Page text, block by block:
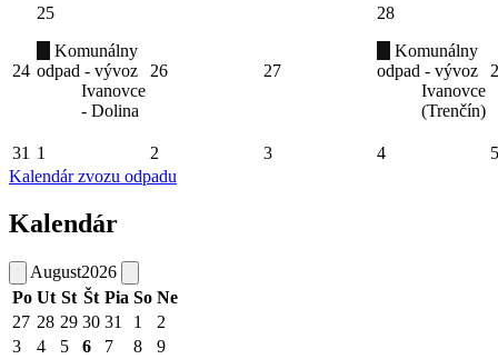
24
25
Komunálny
odpad - vývoz
Ivanovce
- Dolina
26 27
28
Komunálny
odpad - vývoz
Ivanovce
(Trenčín)
31 1 2 3 4
5
Kalendár zvozu odpadu
Kalendár
August2026
Po Ut St Št Pia So Ne
27 28 29 30 31 1
2
3
4 5 6 7 8
9